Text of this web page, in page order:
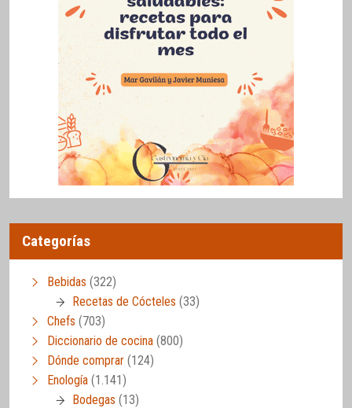
Categorías
Bebidas (322)
Recetas de Cócteles (33)
Chefs (703)
Diccionario de cocina (800)
Dónde comprar (124)
Enología (1.141)
Bodegas (13)